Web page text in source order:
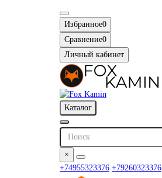
Избранное0
Сравнение0
Личный кабинет
Каталог
×
+74955323376 +79260323376